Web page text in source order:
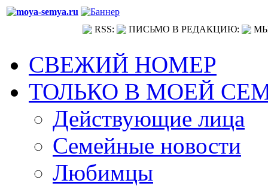
RSS: ПИСЬМО В РЕДАКЦИЮ:
СВЕЖИЙ НОМЕР
ТОЛЬКО В МОЕЙ
Действующие лица
Семейные новости
Любимцы